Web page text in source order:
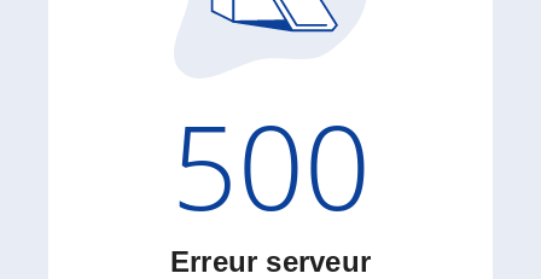
Code
500
Erreur serveur